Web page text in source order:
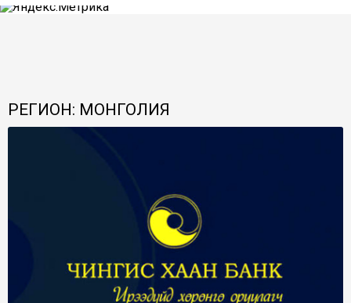
РЕГИОН: МОНГОЛИЯ